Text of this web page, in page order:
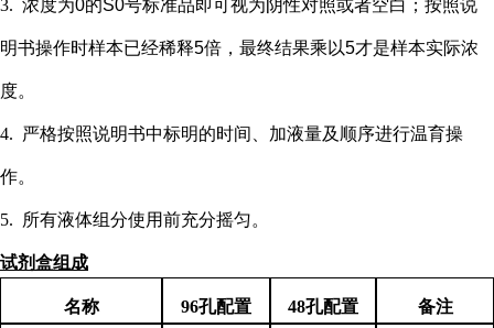
3. 浓度为0的S0号标准品即可视为阴性对照或者空白；按照说
明书操作时样本已经稀释5倍，最终结果乘以5才是样本实际浓
度。
4. 严格按照说明书中标明的时间、加液量及顺序进行温育操
作。
5. 所有液体组分使用前充分摇匀。
试剂盒组成
名称 96孔配置 48孔配置 备注